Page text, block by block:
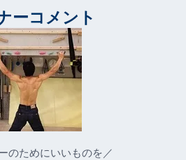
ーコメント
のためにいいものを／